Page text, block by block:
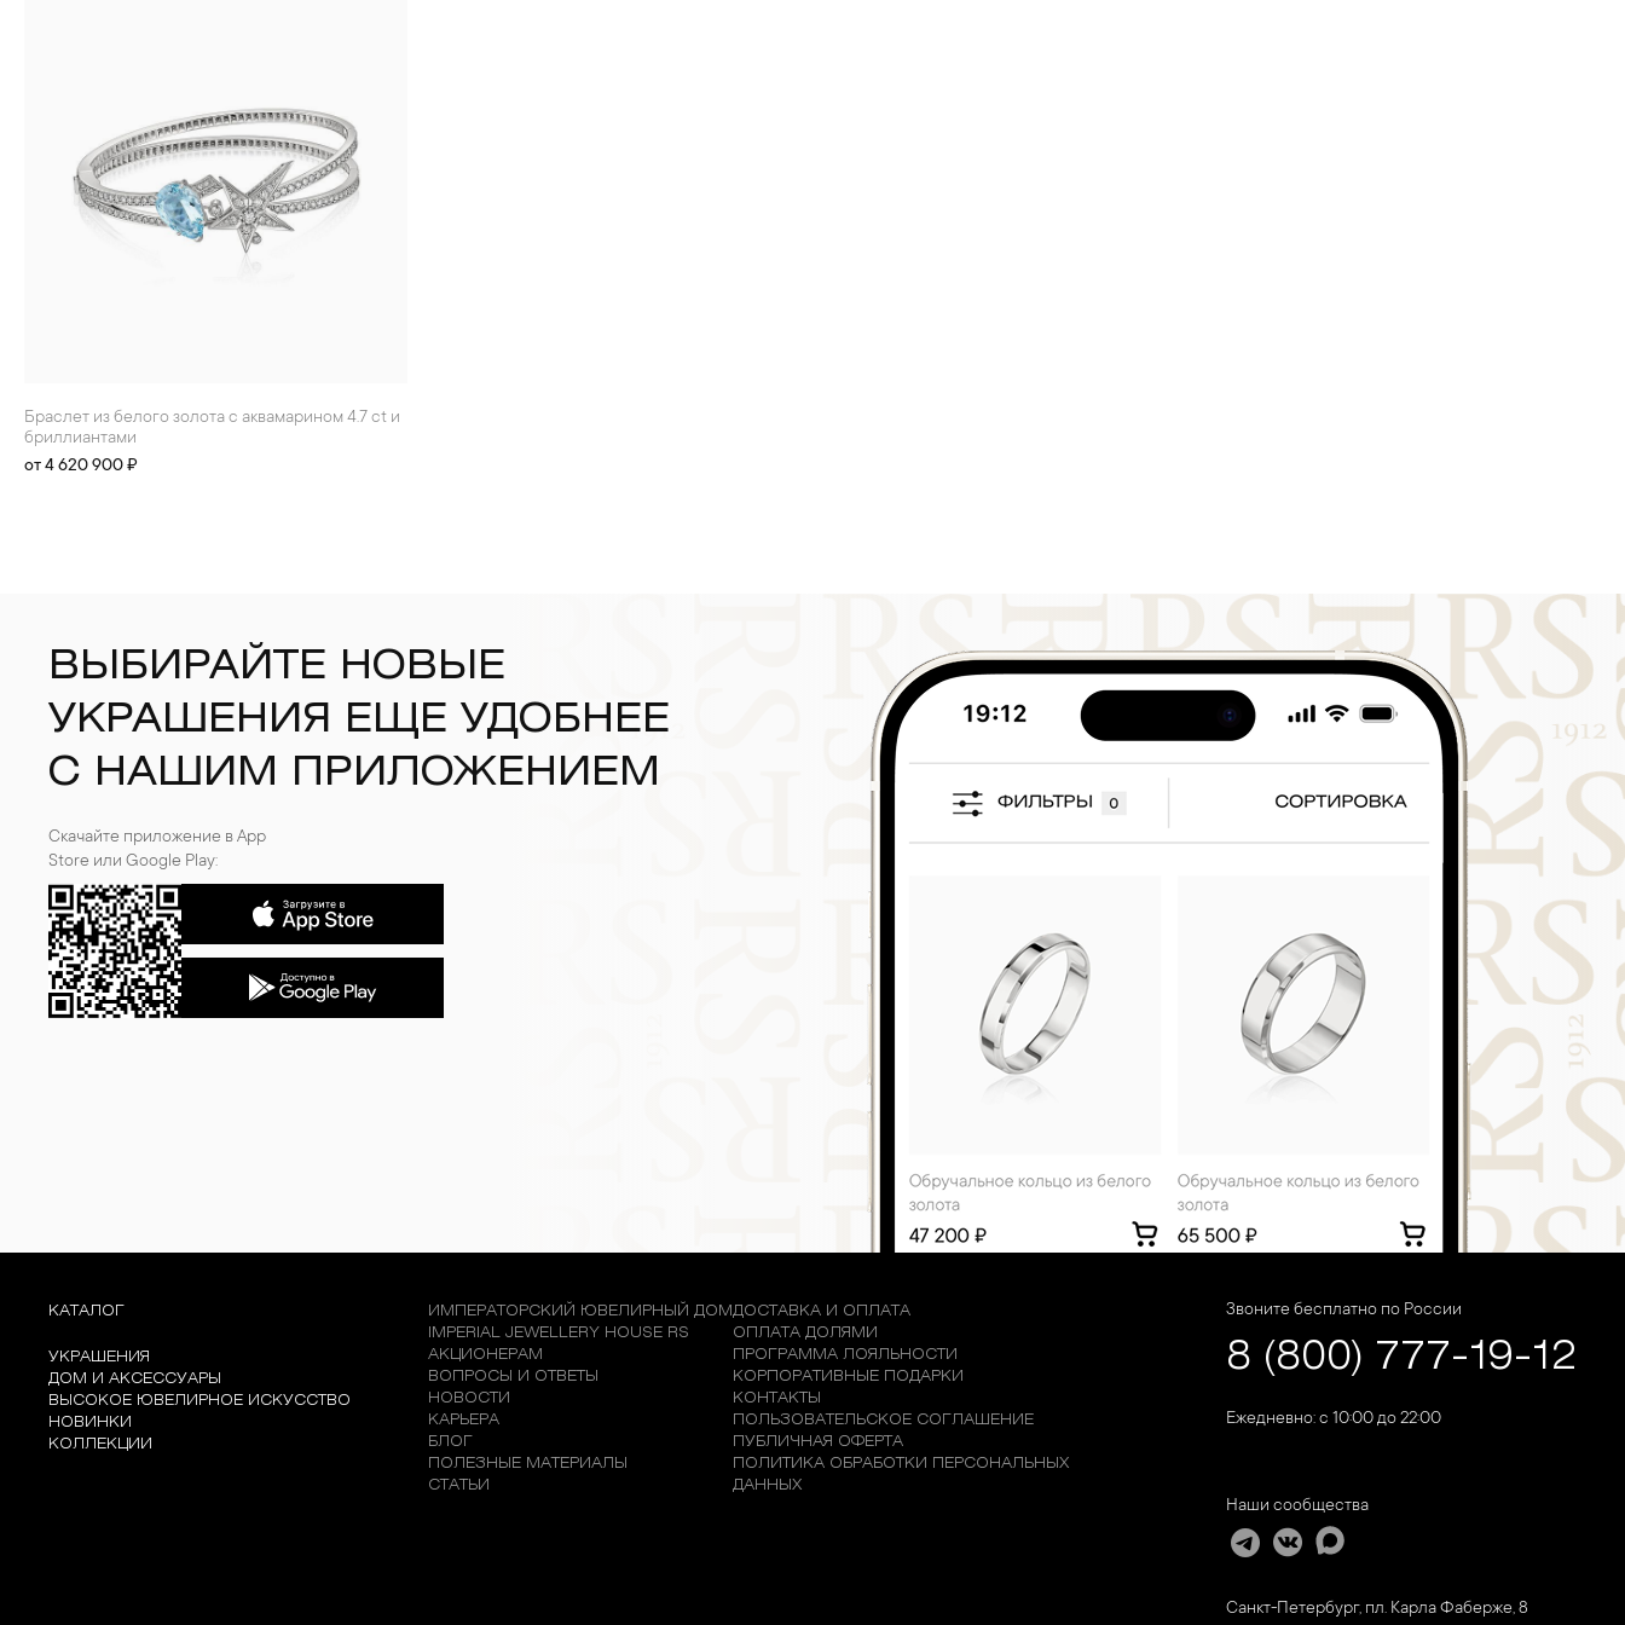
ХРУСТАЛЬ И ФАРФОР
Браслет из белого золота с аквамарином 4.7 ct и
бриллиантами
от 4 620 900 ₽
ВЫБИРАЙТЕ НОВЫЕ
УКРАШЕНИЯ ЕЩЕ УДОБНЕЕ
С НАШИМ ПРИЛОЖЕНИЕМ
Скачайте приложение в App
Store или Google Play:
КАТАЛОГ
УКРАШЕНИЯ
ДОМ И АКСЕССУАРЫ
ВЫСОКОЕ ЮВЕЛИРНОЕ ИСКУССТВО
НОВИНКИ
КОЛЛЕКЦИИ
ИМПЕРАТОРСКИЙ ЮВЕЛИРНЫЙ ДОМ
IMPERIAL JEWELLERY HOUSE RS
АКЦИОНЕРАМ
ВОПРОСЫ И ОТВЕТЫ
НОВОСТИ
КАРЬЕРА
БЛОГ
ПОЛЕЗНЫЕ МАТЕРИАЛЫ
СТАТЬИ
ДОСТАВКА И ОПЛАТА
ОПЛАТА ДОЛЯМИ
ПРОГРАММА ЛОЯЛЬНОСТИ
КОРПОРАТИВНЫЕ ПОДАРКИ
КОНТАКТЫ
ПОЛЬЗОВАТЕЛЬСКОЕ СОГЛАШЕНИЕ
ПУБЛИЧНАЯ ОФЕРТА
ПОЛИТИКА ОБРАБОТКИ ПЕРСОНАЛЬНЫХ
ДАННЫХ
Звоните бесплатно по России
8 (800) 777-19-12
Ежедневно: с 10:00 до 22:00
Наши сообщества
Санкт-Петербург, пл. Карла Фаберже, 8